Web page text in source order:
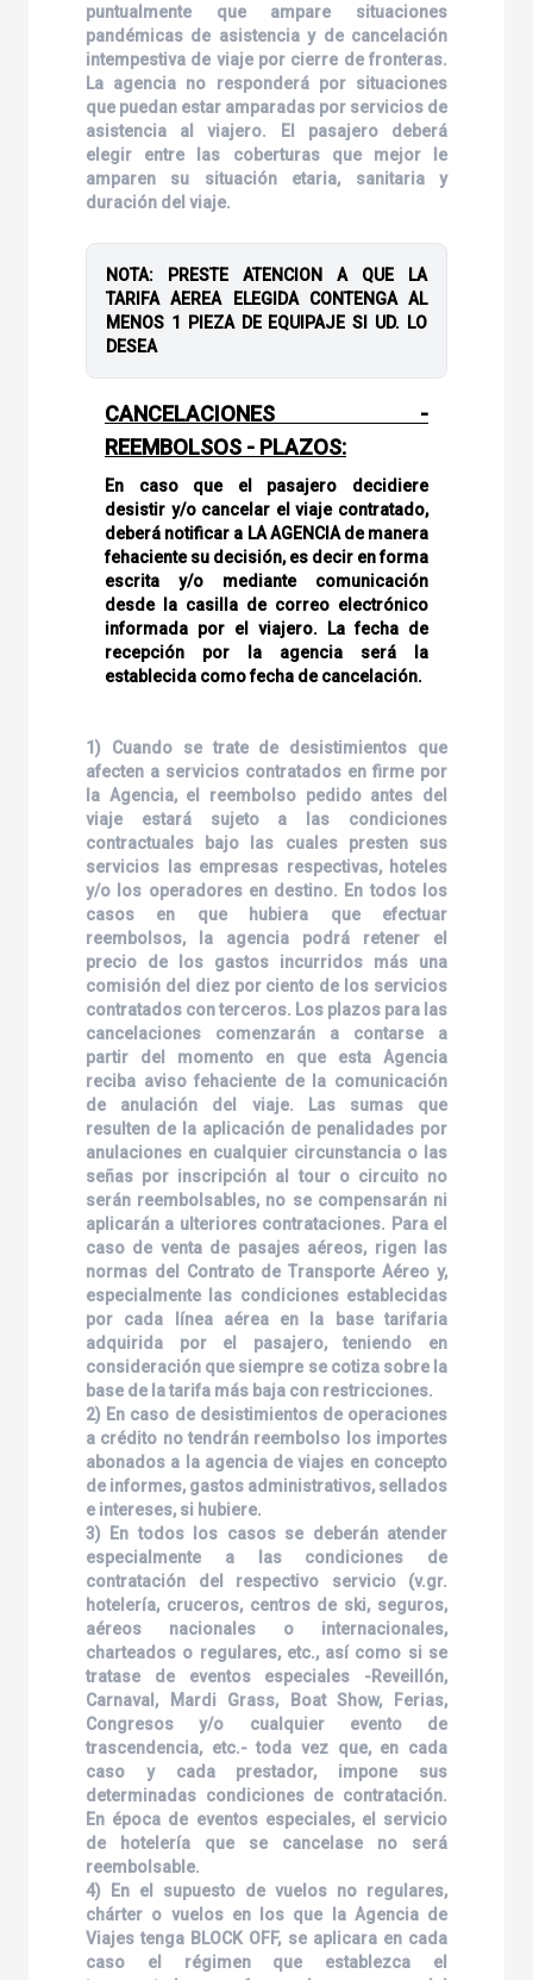
puntualmente que ampare situaciones
pandémicas de asistencia y de cancelación
intempestiva de viaje por cierre de fronteras.
La agencia no responderá por situaciones
que puedan estar amparadas por servicios de
asistencia al viajero. El pasajero deberá
elegir entre las coberturas que mejor le
amparen su situación etaria, sanitaria y
duración del viaje.
NOTA: PRESTE ATENCION A QUE LA
TARIFA AEREA ELEGIDA CONTENGA AL
MENOS 1 PIEZA DE EQUIPAJE SI UD. LO
DESEA
CANCELACIONES -
REEMBOLSOS - PLAZOS:
En caso que el pasajero decidiere
desistir y/o cancelar el viaje contratado,
deberá notificar a LA AGENCIA de manera
fehaciente su decisión, es decir en forma
escrita y/o mediante comunicación
desde la casilla de correo electrónico
informada por el viajero. La fecha de
recepción por la agencia será la
establecida como fecha de cancelación.
1) Cuando se trate de desistimientos que
afecten a servicios contratados en firme por
la Agencia, el reembolso pedido antes del
viaje estará sujeto a las condiciones
contractuales bajo las cuales presten sus
servicios las empresas respectivas, hoteles
y/o los operadores en destino. En todos los
casos en que hubiera que efectuar
reembolsos, la agencia podrá retener el
precio de los gastos incurridos más una
comisión del diez por ciento de los servicios
contratados con terceros. Los plazos para las
cancelaciones comenzarán a contarse a
partir del momento en que esta Agencia
reciba aviso fehaciente de la comunicación
de anulación del viaje. Las sumas que
resulten de la aplicación de penalidades por
anulaciones en cualquier circunstancia o las
señas por inscripción al tour o circuito no
serán reembolsables, no se compensarán ni
aplicarán a ulteriores contrataciones. Para el
caso de venta de pasajes aéreos, rigen las
normas del Contrato de Transporte Aéreo y,
especialmente las condiciones establecidas
por cada línea aérea en la base tarifaria
adquirida por el pasajero, teniendo en
consideración que siempre se cotiza sobre la
base de la tarifa más baja con restricciones.
2) En caso de desistimientos de operaciones
a crédito no tendrán reembolso los importes
abonados a la agencia de viajes en concepto
de informes, gastos administrativos, sellados
e intereses, si hubiere.
3) En todos los casos se deberán atender
especialmente a las condiciones de
contratación del respectivo servicio (v.gr.
hotelería, cruceros, centros de ski, seguros,
aéreos nacionales o internacionales,
charteados o regulares, etc., así como si se
tratase de eventos especiales -Reveillón,
Carnaval, Mardi Grass, Boat Show, Ferias,
Congresos y/o cualquier evento de
trascendencia, etc.- toda vez que, en cada
caso y cada prestador, impone sus
determinadas condiciones de contratación.
En época de eventos especiales, el servicio
de hotelería que se cancelase no será
reembolsable.
4) En el supuesto de vuelos no regulares,
chárter o vuelos en los que la Agencia de
Viajes tenga BLOCK OFF, se aplicara en cada
caso el régimen que establezca el